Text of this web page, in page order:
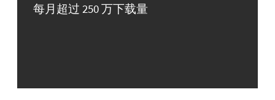
每月超过 250 万下载量